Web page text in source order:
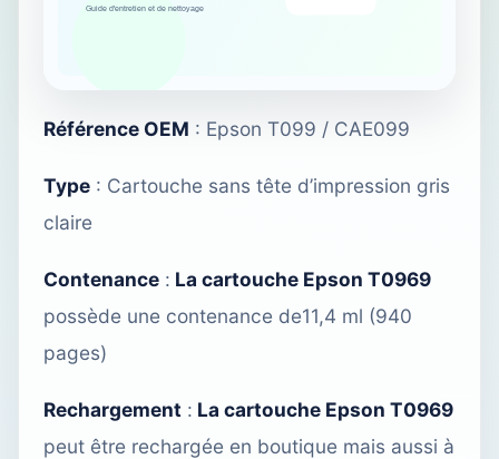
Référence OEM : Epson T099 / CAE099
Type : Cartouche sans tête d’impression gris
claire
Contenance : La cartouche Epson T0969
possède une contenance de11,4 ml (940
pages)
Rechargement : La cartouche Epson T0969
peut être rechargée en boutique mais aussi à